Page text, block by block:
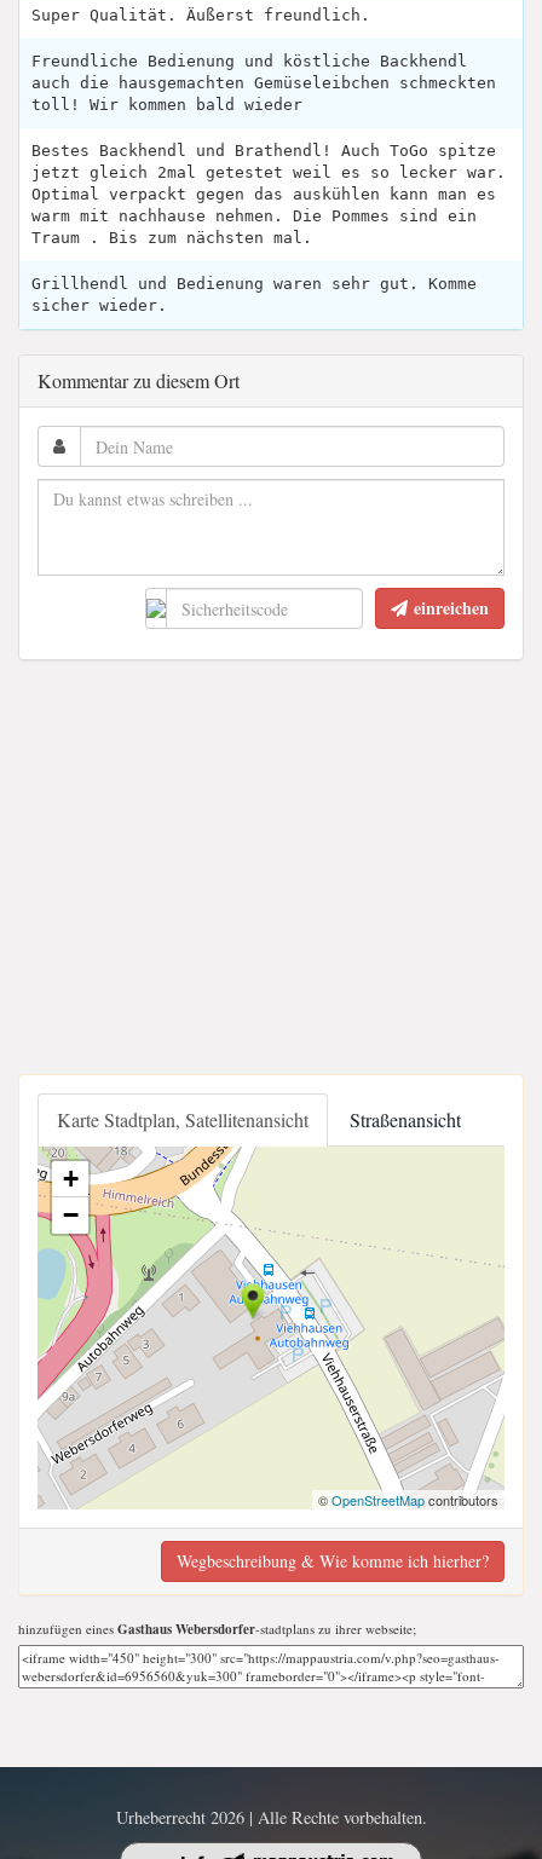
Super Qualität. Äußerst freundlich.
Freundliche Bedienung und köstliche Backhendl
auch die hausgemachten Gemüseleibchen schmeckten
toll! Wir kommen bald wieder
Bestes Backhendl und Brathendl! Auch ToGo spitze
jetzt gleich 2mal getestet weil es so lecker war.
Optimal verpackt gegen das auskühlen kann man es
warm mit nachhause nehmen. Die Pommes sind ein
Traum . Bis zum nächsten mal.
Grillhendl und Bedienung waren sehr gut. Komme
sicher wieder.
Kommentar zu diesem Ort
einreichen
Karte Stadtplan, Satellitenansicht Straßenansicht
+
−
©OpenStreetMapcontributors
Wegbeschreibung & Wie komme ich hierher?
hinzufügen eines Gasthaus Webersdorfer-stadtplans zu ihrer webseite;
Urheberrecht 2026 | Alle Rechte vorbehalten.